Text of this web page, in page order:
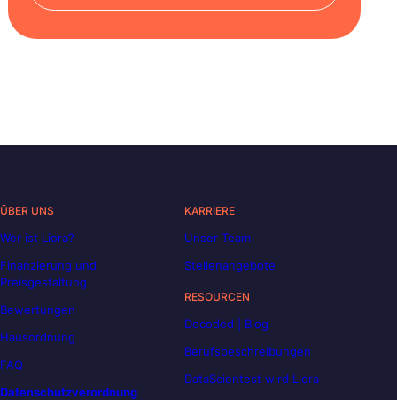
ÜBER UNS
Wer ist Liora?
Finanzierung und
Preisgestaltung
Bewertungen
Hausordnung
FAQ
Datenschutzverordnung
KARRIERE
Unser Team
Stellenangebote
RESOURCEN
Decoded | Blog
Berufsbeschreibungen
DataScientest wird Liora